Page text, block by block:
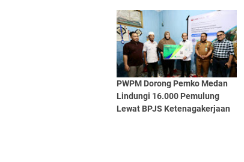
PWPM Dorong Pemko Medan
Lindungi 16.000 Pemulung
Lewat BPJS Ketenagakerjaan